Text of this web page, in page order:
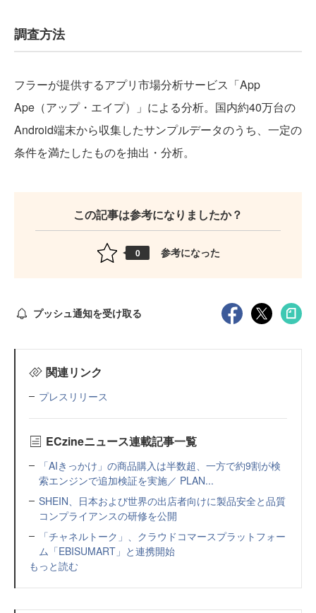
調査方法
フラーが提供するアプリ市場分析サービス「App
Ape（アップ・エイプ）」による分析。国内約40万台の
Android端末から収集したサンプルデータのうち、一定の
条件を満たしたものを抽出・分析。
この記事は参考になりましたか？
0 参考になった
プッシュ通知を受け取る
関連リンク
プレスリリース
ECzineニュース連載記事一覧
「AIきっかけ」の商品購入は半数超、一方で約9割が検
索エンジンで追加検証を実施／ PLAN...
SHEIN、日本および世界の出店者向けに製品安全と品質
コンプライアンスの研修を公開
「チャネルトーク」、クラウドコマースプラットフォー
ム「EBISUMART」と連携開始
もっと読む